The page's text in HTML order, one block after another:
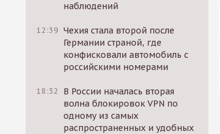
наблюдений
12:39 Чехия стала второй после
Германии страной, где
конфисковали автомобиль с
российскими номерами
18:32
В России началась вторая
волна блокировок VPN по
одному из самых
распространенных и удобных